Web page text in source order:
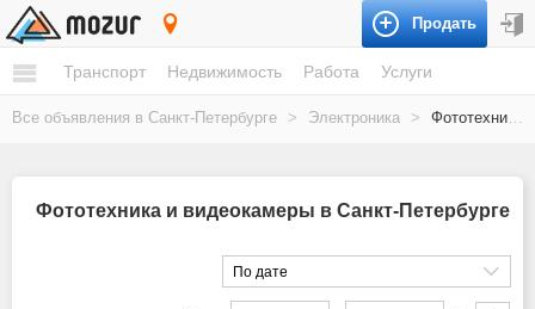
Продать
Транспорт Недвижимость Работа Услуги
Все объявления в Санкт-Петербурге > Электроника > Фототехника и видеокамеры
Фототехника и видеокамеры в Санкт-Петербурге
По дате